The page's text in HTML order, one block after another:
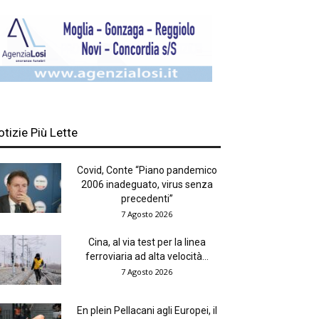
Più Lette
Covid, Conte “Piano pandemico
2006 inadeguato, virus senza
precedenti”
7 Agosto 2026
Cina, al via test per la linea
ferroviaria ad alta velocità...
7 Agosto 2026
En plein Pellacani agli Europei, il